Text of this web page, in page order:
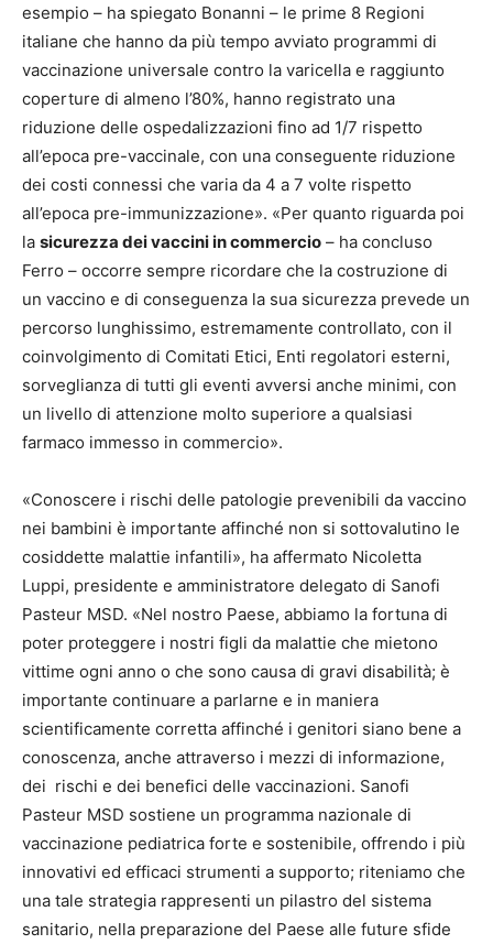
esempio – ha spiegato Bonanni – le prime 8 Regioni
italiane che hanno da più tempo avviato programmi di
vaccinazione universale contro la varicella e raggiunto
coperture di almeno l’80%, hanno registrato una
riduzione delle ospedalizzazioni fino ad 1/7 rispetto
all’epoca pre-vaccinale, con una conseguente riduzione
dei costi connessi che varia da 4 a 7 volte rispetto
all’epoca pre-immunizzazione». «Per quanto riguarda poi
la sicurezza dei vaccini in commercio – ha concluso
Ferro – occorre sempre ricordare che la costruzione di
un vaccino e di conseguenza la sua sicurezza prevede un
percorso lunghissimo, estremamente controllato, con il
coinvolgimento di Comitati Etici, Enti regolatori esterni,
sorveglianza di tutti gli eventi avversi anche minimi, con
un livello di attenzione molto superiore a qualsiasi
farmaco immesso in commercio».
«Conoscere i rischi delle patologie prevenibili da vaccino
nei bambini è importante affinché non si sottovalutino le
cosiddette malattie infantili», ha affermato Nicoletta
Luppi, presidente e amministratore delegato di Sanofi
Pasteur MSD. «Nel nostro Paese, abbiamo la fortuna di
poter proteggere i nostri figli da malattie che mietono
vittime ogni anno o che sono causa di gravi disabilità; è
importante continuare a parlarne e in maniera
scientificamente corretta affinché i genitori siano bene a
conoscenza, anche attraverso i mezzi di informazione,
dei rischi e dei benefici delle vaccinazioni. Sanofi
Pasteur MSD sostiene un programma nazionale di
vaccinazione pediatrica forte e sostenibile, offrendo i più
innovativi ed efficaci strumenti a supporto; riteniamo che
una tale strategia rappresenti un pilastro del sistema
sanitario, nella preparazione del Paese alle future sfide